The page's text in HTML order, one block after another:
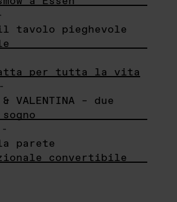
il tavolo pieghevole
fatta per tutta la vita
& VALENTINA – due
la parete
convertibile